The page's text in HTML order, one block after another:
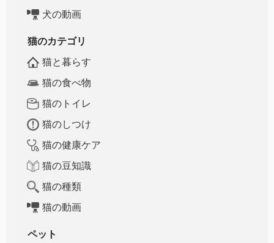
犬の動画
猫のカテゴリ
猫と暮らす
猫の食べ物
猫のトイレ
猫のしつけ
猫の健康ケア
猫の豆知識
猫の種類
猫の動画
ペット